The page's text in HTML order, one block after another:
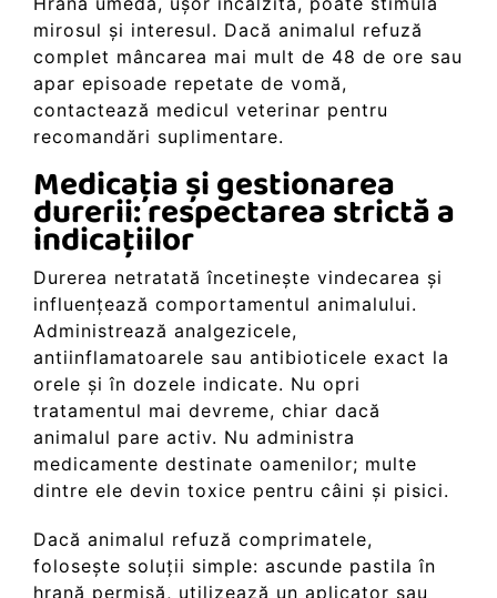
mirosul și interesul. Dacă animalul refuză
complet mâncarea mai mult de 48 de ore sau
apar episoade repetate de vomă,
contactează medicul veterinar pentru
recomandări suplimentare.
Medicația și gestionarea
durerii: respectarea strictă a
indicațiilor
Durerea netratată încetinește vindecarea și
influențează comportamentul animalului.
Administrează analgezicele,
antiinflamatoarele sau antibioticele exact la
orele și în dozele indicate. Nu opri
tratamentul mai devreme, chiar dacă
animalul pare activ. Nu administra
medicamente destinate oamenilor; multe
dintre ele devin toxice pentru câini și pisici.
Dacă animalul refuză comprimatele,
folosește soluții simple: ascunde pastila în
hrană permisă, utilizează un aplicator sau